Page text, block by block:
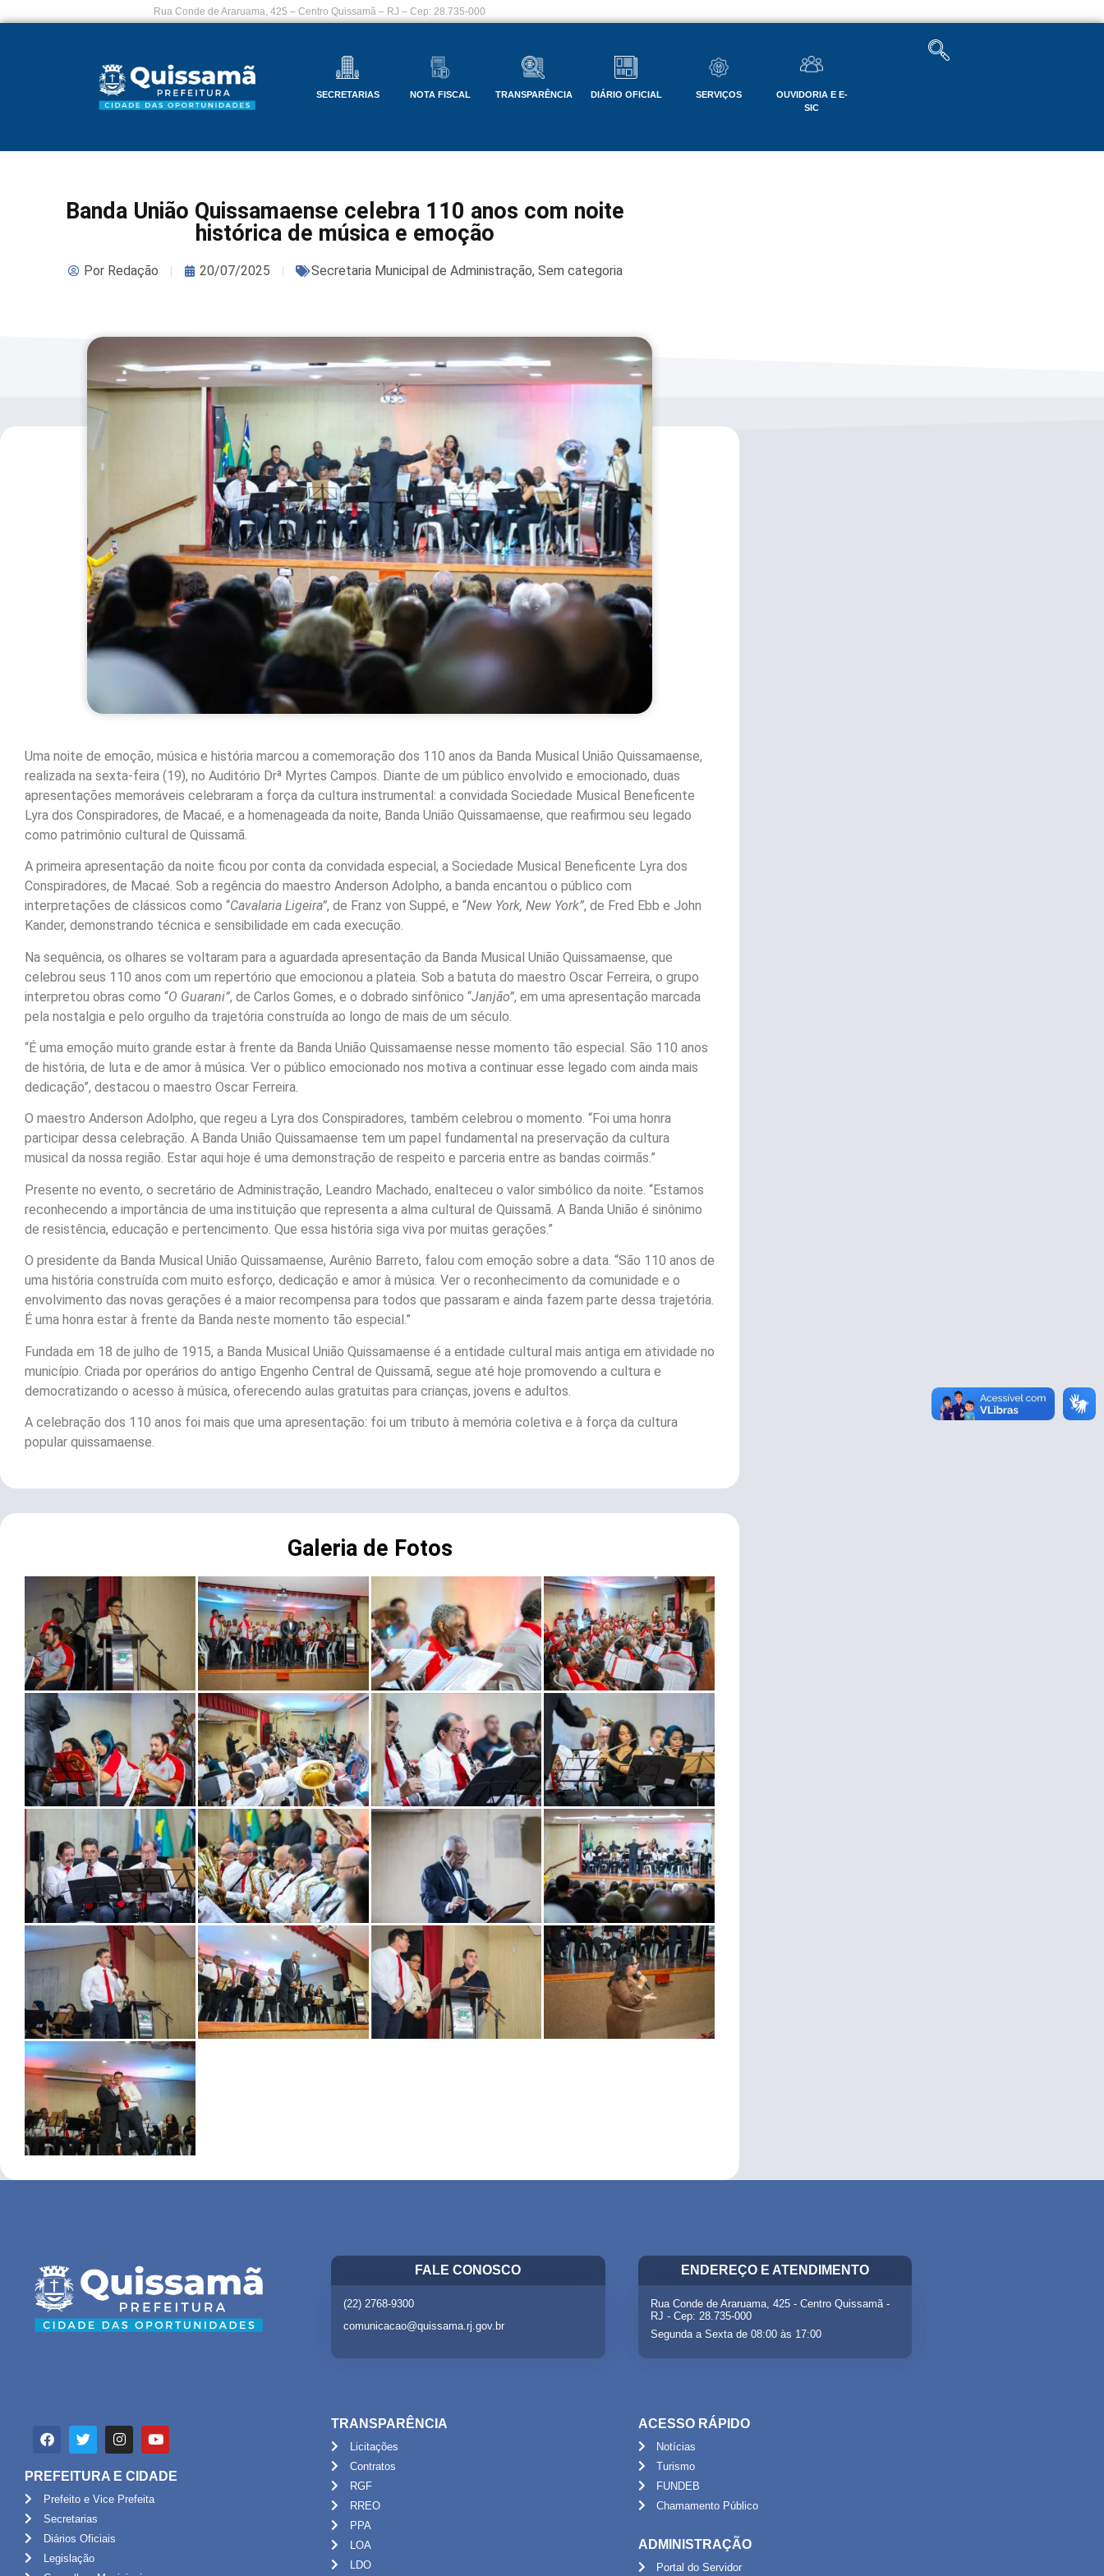
Rua Conde de Araruama, 425 – Centro Quissamã – RJ – Cep: 28.735-000
SECRETARIAS NOTA FISCAL TRANSPARÊNCIA DIÁRIO OFICIAL SERVIÇOS
OUVIDORIA E E-
SIC
Banda União Quissamaense celebra 110 anos com noite
histórica de música e emoção
PorRedação 20/07/2025 Secretaria Municipal de Administração, Sem categoria
Uma noite de emoção, música e história marcou a comemoração dos 110 anos da Banda Musical União Quissamaense,
realizada na sexta-feira (19), no Auditório Drª Myrtes Campos. Diante de um público envolvido e emocionado, duas
apresentações memoráveis celebraram a força da cultura instrumental: a convidada Sociedade Musical Beneficente
Lyra dos Conspiradores, de Macaé, e a homenageada da noite, Banda União Quissamaense, que reafirmou seu legado
como patrimônio cultural de Quissamã.
A primeira apresentação da noite ficou por conta da convidada especial, a Sociedade Musical Beneficente Lyra dos
Conspiradores, de Macaé. Sob a regência do maestro Anderson Adolpho, a banda encantou o público com
interpretações de clássicos como “Cavalaria Ligeira”, de Franz von Suppé, e “New York, New York”, de Fred Ebb e John
Kander, demonstrando técnica e sensibilidade em cada execução.
Na sequência, os olhares se voltaram para a aguardada apresentação da Banda Musical União Quissamaense, que
celebrou seus 110 anos com um repertório que emocionou a plateia. Sob a batuta do maestro Oscar Ferreira, o grupo
interpretou obras como “O Guarani”, de Carlos Gomes, e o dobrado sinfônico “Janjão”, em uma apresentação marcada
pela nostalgia e pelo orgulho da trajetória construída ao longo de mais de um século.
“É uma emoção muito grande estar à frente da Banda União Quissamaense nesse momento tão especial. São 110 anos
de história, de luta e de amor à música. Ver o público emocionado nos motiva a continuar esse legado com ainda mais
dedicação”, destacou o maestro Oscar Ferreira.
O maestro Anderson Adolpho, que regeu a Lyra dos Conspiradores, também celebrou o momento. “Foi uma honra
participar dessa celebração. A Banda União Quissamaense tem um papel fundamental na preservação da cultura
musical da nossa região. Estar aqui hoje é uma demonstração de respeito e parceria entre as bandas coirmãs.”
Presente no evento, o secretário de Administração, Leandro Machado, enalteceu o valor simbólico da noite. “Estamos
reconhecendo a importância de uma instituição que representa a alma cultural de Quissamã. A Banda União é sinônimo
de resistência, educação e pertencimento. Que essa história siga viva por muitas gerações.”
O presidente da Banda Musical União Quissamaense, Aurênio Barreto, falou com emoção sobre a data. “São 110 anos de
uma história construída com muito esforço, dedicação e amor à música. Ver o reconhecimento da comunidade e o
envolvimento das novas gerações é a maior recompensa para todos que passaram e ainda fazem parte dessa trajetória.
É uma honra estar à frente da Banda neste momento tão especial.”
Fundada em 18 de julho de 1915, a Banda Musical União Quissamaense é a entidade cultural mais antiga em atividade no
município. Criada por operários do antigo Engenho Central de Quissamã, segue até hoje promovendo a cultura e
democratizando o acesso à música, oferecendo aulas gratuitas para crianças, jovens e adultos.
A celebração dos 110 anos foi mais que uma apresentação: foi um tributo à memória coletiva e à força da cultura
popular quissamaense.
Galeria de Fotos
FALE CONOSCO
(22) 2768-9300
comunicacao@quissama.rj.gov.br
ENDEREÇO E ATENDIMENTO
Rua Conde de Araruama, 425 - Centro Quissamã -
RJ - Cep: 28.735-000
Segunda a Sexta de 08:00 às 17:00
PREFEITURA E CIDADE
Prefeito e Vice Prefeita
Secretarias
Diários Oficiais
Legislação
TRANSPARÊNCIA
Licitações
Contratos
RGF
RREO
PPA
LOA
LDO
ACESSO RÁPIDO
Notícias
Turismo
FUNDEB
Chamamento Público
ADMINISTRAÇÃO
Portal do Servidor